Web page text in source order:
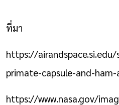
ที่มา
https://
primate-capsule-and-
https://www.nasa.gov/